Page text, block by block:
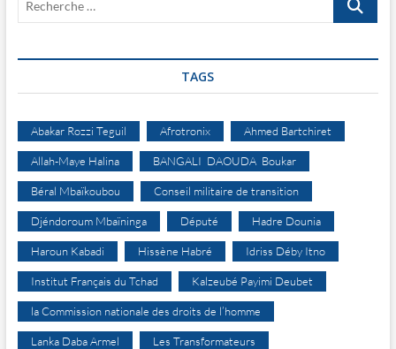
TAGS
Abakar Rozzi Teguil Afrotronix Ahmed Bartchiret
Allah-Maye Halina BANGALI DAOUDA Boukar
Béral Mbaïkoubou Conseil militaire de transition
Djéndoroum Mbaïninga Député Hadre Dounia
Haroun Kabadi Hissène Habré Idriss Déby Itno
Institut Français du Tchad Kalzeubé Payimi Deubet
la Commission nationale des droits de l’homme
Lanka Daba Armel Les Transformateurs